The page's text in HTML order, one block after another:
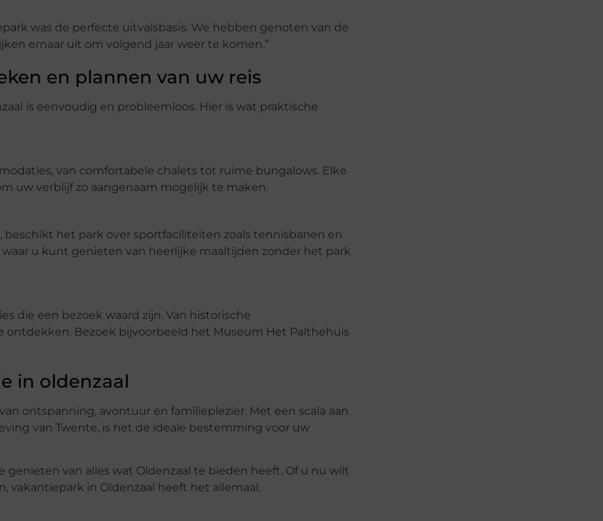
was de perfecte uitvalsbasis. We hebben genoten van de
ernaar uit om volgend jaar weer te komen.”
en plannen van uw reis
is eenvoudig en probleemloos. Hier is wat praktische
van comfortabele chalets tot ruime bungalows. Elke
uw verblijf zo aangenaam mogelijk te maken.
het park over sportfaciliteiten zoals tennisbanen en
u kunt genieten van heerlijke maaltijden zonder het park
die een bezoek waard zijn. Van historische
Bezoek bijvoorbeeld het Museum Het Palthehuis
in oldenzaal
ontspanning, avontuur en familieplezier. Met een scala aan
van Twente, is het de ideale bestemming voor uw
van alles wat Oldenzaal te bieden heeft. Of u nu wilt
in Oldenzaal heeft het allemaal.